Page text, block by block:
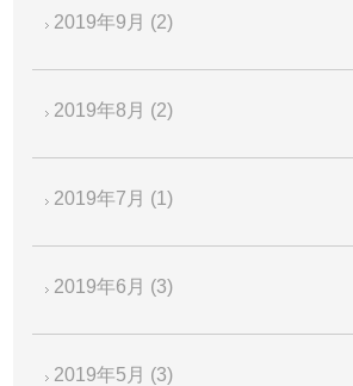
2019年9月 (2)
2019年8月 (2)
2019年7月 (1)
2019年6月 (3)
2019年5月 (3)